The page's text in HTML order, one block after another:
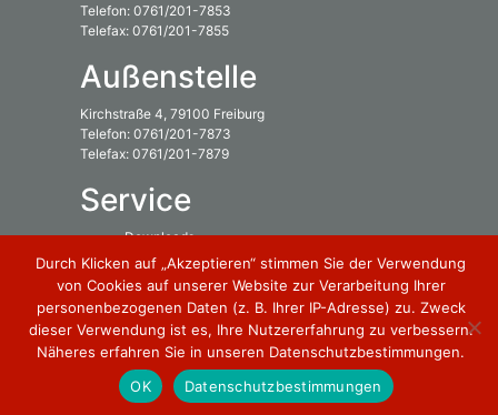
Telefon: 0761/201-7853
Telefax: 0761/201-7855
Außenstelle
Kirchstraße 4, 79100 Freiburg
Telefon: 0761/201-7873
Telefax: 0761/201-7879
Service
Downloads
Inhaltsverzeichnis
Rechtliches
Impressum
Datenschutzbestimmung
Durch Klicken auf „Akzeptieren“ stimmen Sie der Verwendung
von Cookies auf unserer Website zur Verarbeitung Ihrer
personenbezogenen Daten (z. B. Ihrer IP-Adresse) zu. Zweck
dieser Verwendung ist es, Ihre Nutzererfahrung zu verbessern.
Näheres erfahren Sie in unseren Datenschutzbestimmungen.
OK
Datenschutzbestimmungen